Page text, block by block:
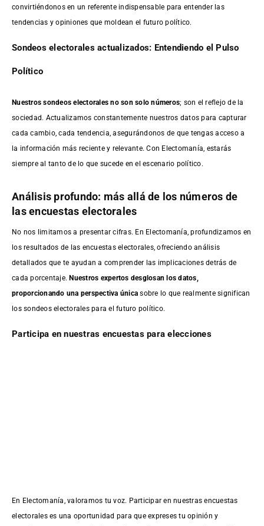
convirtiéndonos en un referente indispensable para entender las
tendencias y opiniones que moldean el futuro político.
Sondeos electorales actualizados: Entendiendo el Pulso
Político
Nuestros sondeos electorales no son solo números; son el reflejo de la
sociedad. Actualizamos constantemente nuestros datos para capturar
cada cambio, cada tendencia, asegurándonos de que tengas acceso a
la información más reciente y relevante. Con Electomanía, estarás
siempre al tanto de lo que sucede en el escenario político.
Análisis profundo: más allá de los números de
las encuestas electorales
No nos limitamos a presentar cifras. En Electomanía, profundizamos en
los resultados de las encuestas electorales, ofreciendo análisis
detallados que te ayudan a comprender las implicaciones detrás de
cada porcentaje.Nuestros expertos desglosan los datos,
proporcionando una perspectiva única sobre lo que realmente significan
los sondeos electorales para el futuro político.
Participa en nuestras encuestas para elecciones
En Electomanía, valoramos tu voz. Participar en nuestras encuestas
electorales es una oportunidad para que expreses tu opinión y